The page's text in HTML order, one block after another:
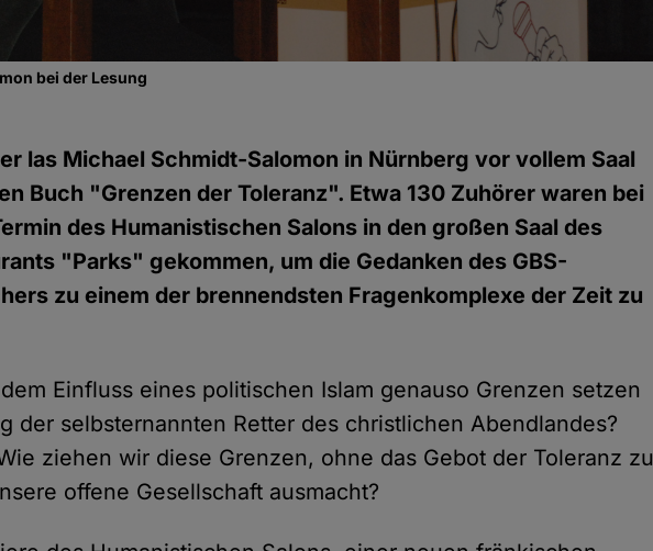
bei der Lesung
las Michael Schmidt-Salomon in Nürnberg vor vollem Saal
Buch "Grenzen der Toleranz". Etwa 130 Zuhörer waren bei
des Humanistischen Salons in den großen Saal des
"Parks" gekommen, um die Gedanken des GBS-
zu einem der brennendsten Fragenkomplexe der Zeit zu
Einfluss eines politischen Islam genauso Grenzen setzen
der selbsternannten Retter des christlichen Abendlandes?
ziehen wir diese Grenzen, ohne das Gebot der Toleranz zu
offene Gesellschaft ausmacht?